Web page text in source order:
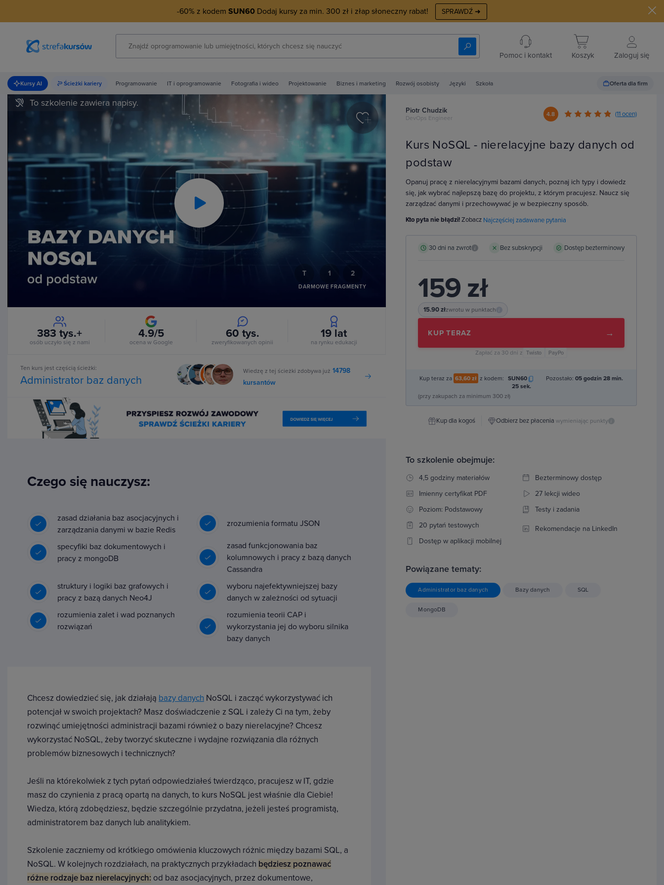
-60% z kodem SUN60 Dodaj kursy za min. 300 zł i złap słoneczny rabat! SPRAWDŹ ➜
Pomoc i kontakt Koszyk Zaloguj się
Kursy AI Ścieżki kariery Programowanie IT i oprogramowanie Fotografia i wideo Projektowanie Biznes i marketing Rozwój osobisty Języki Szkoła Oferta dla firm
Play
Video
T 1 2
DARMOWE FRAGMENTY
To szkolenie zawiera napisy.
383 tys.+
osób uczyło się z nami
4.9/5
ocena w Google
60 tys.
zweryfikowanych opinii
19 lat
na rynku edukacji
Ten kurs jest częścią ścieżki:
Administrator baz danych
Wiedzę z tej ścieżki zdobywa już 14798
kursantów
Czego się nauczysz:
zasad działania baz asocjacyjnych i
zarządzania danymi w bazie Redis
specyfiki baz dokumentowych i
pracy z mongoDB
zrozumienia formatu JSON
zasad funkcjonowania baz
kolumnowych i pracy z bazą danych
Cassandra
struktury i logiki baz grafowych i
pracy z bazą danych Neo4J
rozumienia zalet i wad poznanych
rozwiązań
wyboru najefektywniejszej bazy
danych w zależności od sytuacji
rozumienia teorii CAP i
wykorzystania jej do wyboru silnika
bazy danych
Chcesz dowiedzieć się, jak działają bazy danych NoSQL i zacząć wykorzystywać ich
potencjał w swoich projektach? Masz doświadczenie z SQL i zależy Ci na tym, żeby
rozwinąć umiejętności administracji bazami również o bazy nierelacyjne? Chcesz
wykorzystać NoSQL, żeby tworzyć skuteczne i wydajne rozwiązania dla różnych
problemów biznesowych i technicznych?
Jeśli na którekolwiek z tych pytań odpowiedziałeś twierdząco, pracujesz w IT, gdzie
masz do czynienia z pracą opartą na danych, to kurs NoSQL jest właśnie dla Ciebie!
Wiedza, którą zdobędziesz, będzie szczególnie przydatna, jeżeli jesteś programistą,
administratorem baz danych lub analitykiem.
Szkolenie zaczniemy od krótkiego omówienia kluczowych różnic między bazami SQL, a
NoSQL. W kolejnych rozdziałach, na praktycznych przykładach będziesz poznawać
różne rodzaje baz nierelacyjnych: od baz asocjacyjnych, przez dokumentowe,
Piotr Chudzik
DevOps Engineer
4.8 (11 ocen)
Kurs NoSQL - nierelacyjne bazy danych od
podstaw
Opanuj pracę z nierelacyjnymi bazami danych, poznaj ich typy i dowiedz
się, jak wybrać najlepszą bazę do projektu, z którym pracujesz. Naucz się
zarządzać danymi i przechowywać je w bezpieczny sposób.
Kto pyta nie błądzi!Zobacz Najczęściej zadawane pytania
30 dni na zwrot i Bez subskrypcji Dostęp bezterminowy
159 zł
15.90 złzwrotu w punktach
KUP TERAZ →
Zapłać za 30 dni z Twisto PayPo
Kup teraz za 63,60 zł z kodem: SUN60 Pozostało:05 godzin 28 min.
24 sek.
(przy zakupach za minimum 300 zł)
Kup dla kogoś Odbierz bez płacenia wymieniając punkty i
To szkolenie obejmuje:
4,5 godziny materiałów
Bezterminowy dostęp
Imienny certyfikat PDF
27 lekcji wideo
Poziom: Podstawowy
Testy i zadania
20 pytań testowych
Rekomendacje na LinkedIn
Dostęp w aplikacji mobilnej
Powiązane tematy:
Administrator baz danych Bazy danych SQL
MongoDB